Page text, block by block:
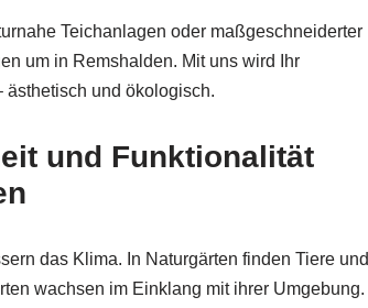
Teichanlagen oder maßgeschneiderter
um in Remshalden. Mit uns wird Ihr
und ökologisch.
und Funktionalität
das Klima. In Naturgärten finden Tiere und
wachsen im Einklang mit ihrer Umgebung.